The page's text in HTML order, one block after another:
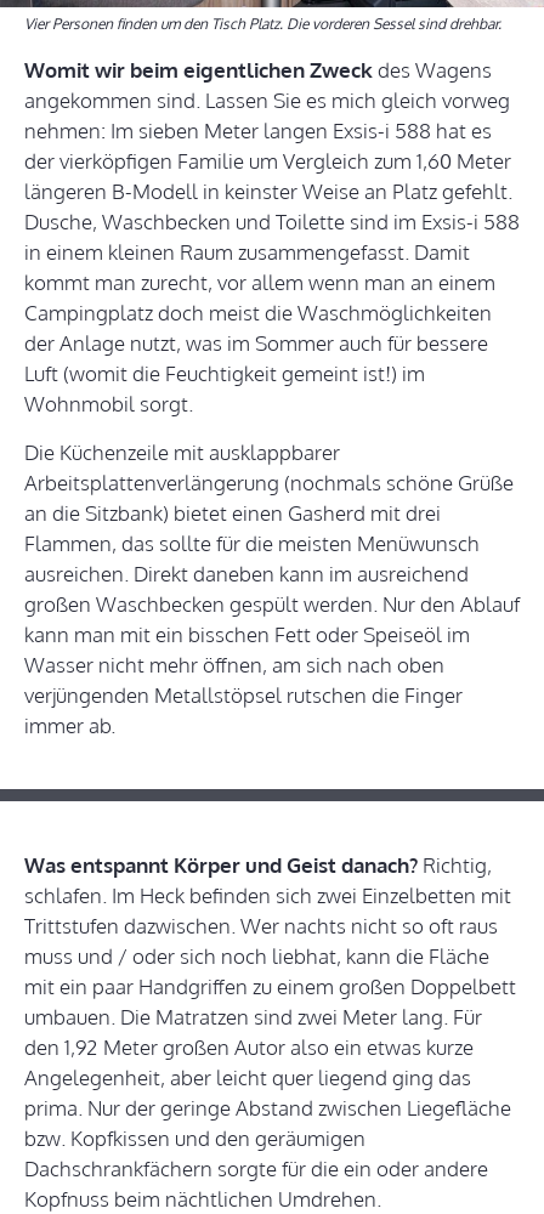
Vier Personen finden um den Tisch Platz. Die vorderen Sessel sind drehbar.
Womit wir beim eigentlichen Zweckdes Wagens
angekommen sind. Lassen Sie es mich gleich vorweg
nehmen: Im sieben Meter langen Exsis-i 588 hat es
der vierköpfigen Familie um Vergleich zum 1,60 Meter
längeren B-Modell in keinster Weise an Platz gefehlt.
Dusche, Waschbecken und Toilette sind im Exsis-i 588
in einem kleinen Raum zusammengefasst. Damit
kommt man zurecht, vor allem wenn man an einem
Campingplatz doch meist die Waschmöglichkeiten
der Anlage nutzt, was im Sommer auch für bessere
Luft (womit die Feuchtigkeit gemeint ist!) im
Wohnmobil sorgt.
Die Küchenzeile mit ausklappbarer
Arbeitsplattenverlängerung (nochmals schöne Grüße
an die Sitzbank) bietet einen Gasherd mit drei
Flammen, das sollte für die meisten Menüwunsch
ausreichen. Direkt daneben kann im ausreichend
großen Waschbecken gespült werden. Nur den Ablauf
kann man mit ein bisschen Fett oder Speiseöl im
Wasser nicht mehr öffnen, am sich nach oben
verjüngenden Metallstöpsel rutschen die Finger
immer ab.
Was entspannt Körper und Geist danach? Richtig,
schlafen. Im Heck befinden sich zwei Einzelbetten mit
Trittstufen dazwischen. Wer nachts nicht so oft raus
muss und / oder sich noch liebhat, kann die Fläche
mit ein paar Handgriffen zu einem großen Doppelbett
umbauen. Die Matratzen sind zwei Meter lang. Für
den 1,92 Meter großen Autor also ein etwas kurze
Angelegenheit, aber leicht quer liegend ging das
prima. Nur der geringe Abstand zwischen Liegefläche
bzw. Kopfkissen und den geräumigen
Dachschrankfächern sorgte für die ein oder andere
Kopfnuss beim nächtlichen Umdrehen.